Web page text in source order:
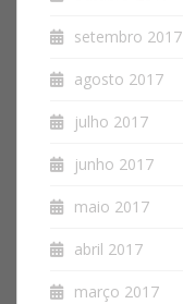
setembro 2017
agosto 2017
julho 2017
junho 2017
maio 2017
abril 2017
março 2017